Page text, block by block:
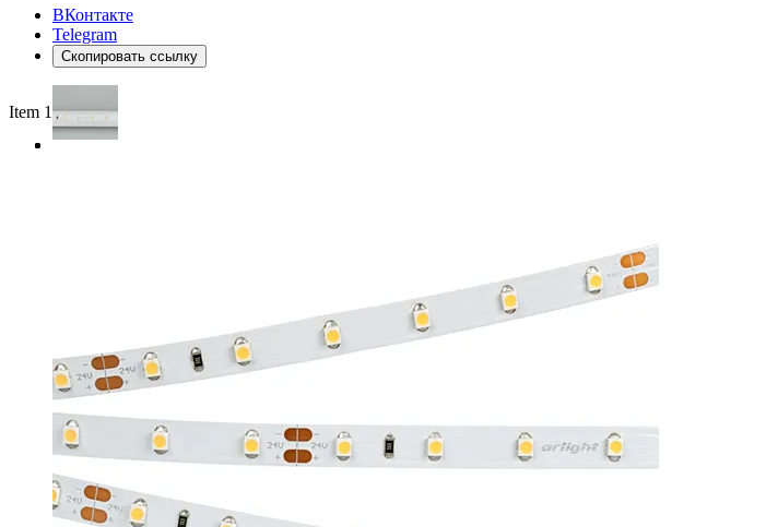
ВКонтакте
Telegram
Скопировать ссылку
Item 1 of 3